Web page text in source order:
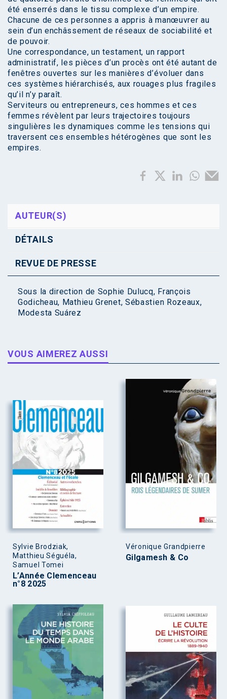
été enserrés dans le tissu complexe d’un empire.
Chacune de ces personnes a appris à manœuvrer au
sein d’un enchâssement de réseaux de sociabilité et
de pouvoir.
Une correspondance, un testament, un rapport
administratif, les pièces d’un procès ont été autant de
fenêtres ouvertes sur les manières d’évoluer dans
ces systèmes hiérarchisés, aux rouages plus fragiles
qu’il n’y paraît.
Serviteurs ou entrepreneurs, ces hommes et ces
femmes révèlent par leurs trajectoires toujours
singulières les dynamiques comme les tensions qui
traversent ces ensembles hétérogènes que sont les
empires.
AUTEUR(S)
DÉTAILS
REVUE DE PRESSE
Sous la direction de Sophie Dulucq, François
Godicheau, Mathieu Grenet, Sébastien Rozeaux,
Modesta Suárez
VOUS AIMEREZ AUSSI
Sylvie Brodziak,
Matthieu Séguéla,
Samuel Tomei
L’Année Clemenceau
n°8 2025
Véronique Grandpierre
Gilgamesh & Co